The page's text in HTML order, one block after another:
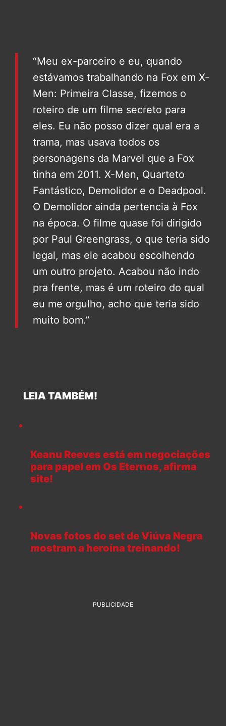
“Meu ex-parceiro e eu, quando
estávamos trabalhando na Fox em X-
Men: Primeira Classe, fizemos o
roteiro de um filme secreto para
eles. Eu não posso dizer qual era a
trama, mas usava todos os
personagens da Marvel que a Fox
tinha em 2011. X-Men, Quarteto
Fantástico, Demolidor e o Deadpool.
O Demolidor ainda pertencia à Fox
na época. O filme quase foi dirigido
por Paul Greengrass, o que teria sido
legal, mas ele acabou escolhendo
um outro projeto. Acabou não indo
pra frente, mas é um roteiro do qual
eu me orgulho, acho que teria sido
muito bom.”
LEIA TAMBÉM!
Keanu Reeves está em negociações
para papel em Os Eternos, afirma
site!
Novas fotos do set de Viúva Negra
mostram a heroína treinando!
PUBLICIDADE